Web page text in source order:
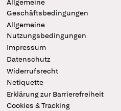
Allgemeine
Geschäftsbedingungen
Allgemeine
Nutzungsbedingungen
Impressum
Datenschutz
Widerrufsrecht
Netiquette
Erklärung zur Barrierefreiheit
Cookies & Tracking